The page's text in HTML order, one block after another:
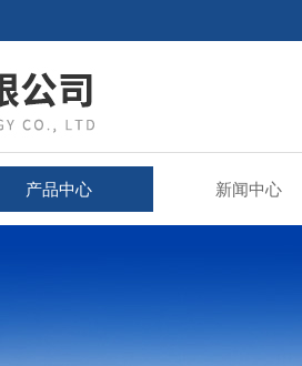
产品中心 新闻中心